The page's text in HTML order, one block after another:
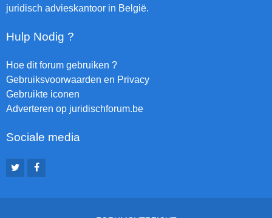
juridisch advieskantoor in België.
Hulp Nodig ?
Hoe dit forum gebruiken ?
Gebruiksvoorwaarden en Privacy
Gebruikte iconen
Adverteren op juridischforum.be
Sociale media